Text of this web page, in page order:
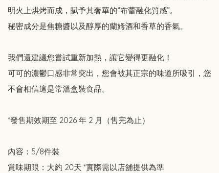
明火上烘烤而成，賦予其奢華的“布蕾融化質感”。
秘密成分是焦糖醬以及醇厚的蘭姆酒和香草的香氣。
我們還建議您嘗試重新加熱，讓它變得更融化！
可可的濃鬱口感非常突出，您會被其正宗的味道所吸引，您
不會相信這是常溫盒裝食品。
*發售期效期至 2026 年 2 月（售完為止）
內容：5/8件裝
賞味期限：大約 20天 *實際需以店舖提供為準